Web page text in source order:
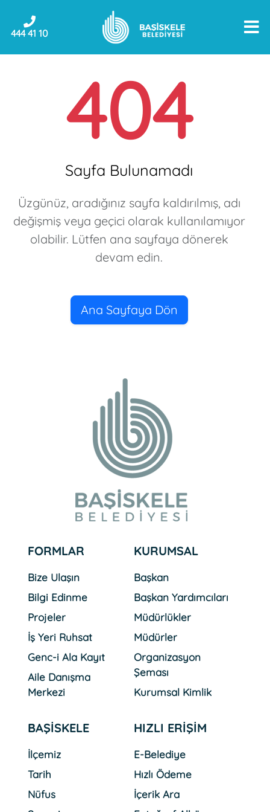
444 41 10
404
Sayfa Bulunamadı
Üzgünüz, aradığınız sayfa kaldırılmış, adı
değişmiş veya geçici olarak kullanılamıyor
olabilir. Lütfen ana sayfaya dönerek
devam edin.
Ana Sayfaya Dön
FORMLAR
Bize Ulaşın
Bilgi Edinme
Projeler
İş Yeri Ruhsat
Genc-i Ala Kayıt
Aile Danışma
Merkezi
KURUMSAL
Başkan
Başkan Yardımcıları
Müdürlükler
Müdürler
Organizasyon
Şeması
Kurumsal Kimlik
BAŞİSKELE
İlçemiz
Tarih
Nüfus
HIZLI ERİŞİM
E-Belediye
Hızlı Ödeme
İçerik Ara